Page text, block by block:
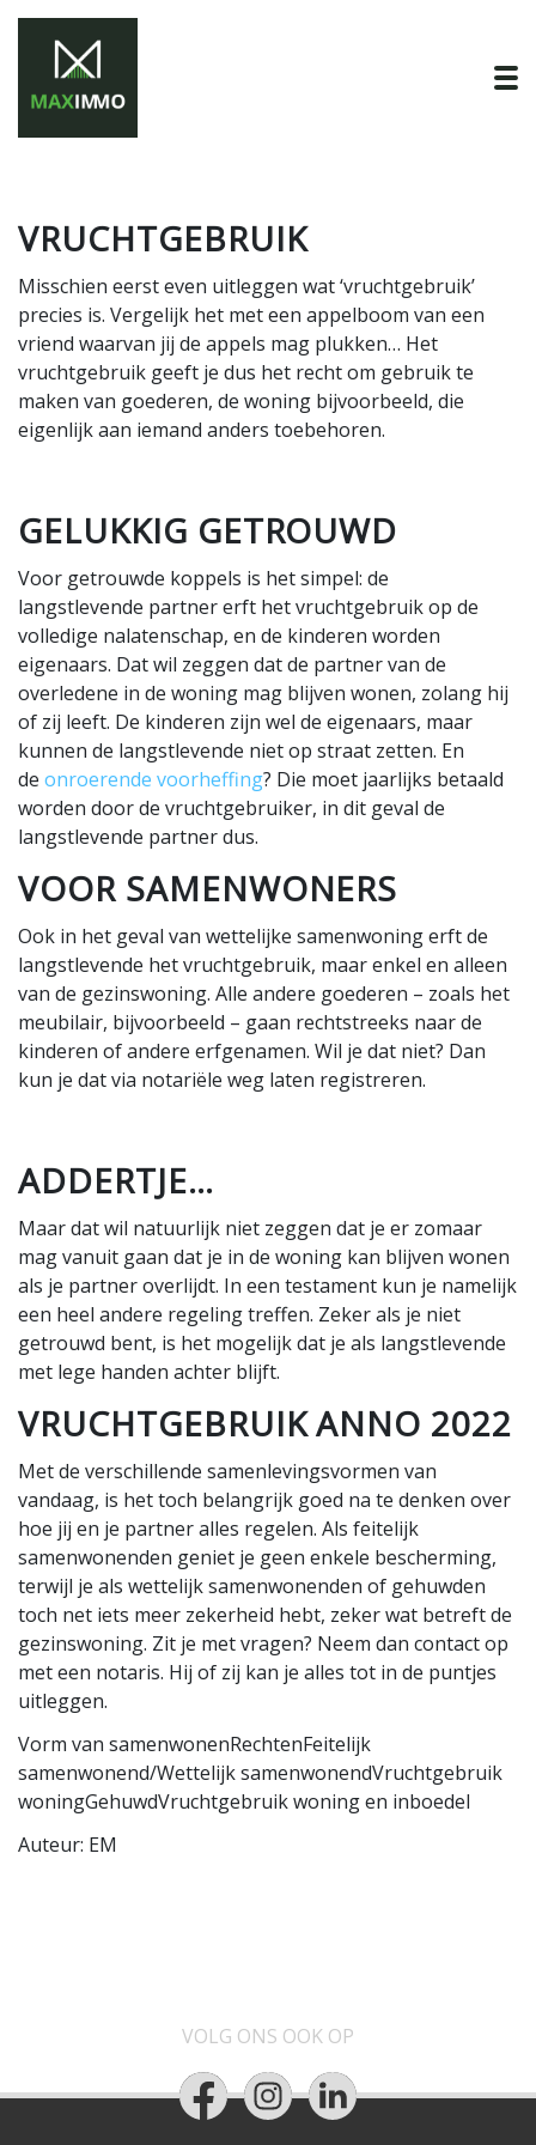
VRUCHTGEBRUIK
Misschien eerst even uitleggen wat ‘vruchtgebruik’
precies is. Vergelijk het met een appelboom van een
vriend waarvan jij de appels mag plukken… Het
vruchtgebruik geeft je dus het recht om gebruik te
maken van goederen, de woning bijvoorbeeld, die
eigenlijk aan iemand anders toebehoren.
GELUKKIG GETROUWD
Voor getrouwde koppels is het simpel: de
langstlevende partner erft het vruchtgebruik op de
volledige nalatenschap, en de kinderen worden
eigenaars. Dat wil zeggen dat de partner van de
overledene in de woning mag blijven wonen, zolang hij
of zij leeft. De kinderen zijn wel de eigenaars, maar
kunnen de langstlevende niet op straat zetten. En
de onroerende voorheffing? Die moet jaarlijks betaald
worden door de vruchtgebruiker, in dit geval de
langstlevende partner dus.
VOOR SAMENWONERS
Ook in het geval van wettelijke samenwoning erft de
langstlevende het vruchtgebruik, maar enkel en alleen
van de gezinswoning. Alle andere goederen – zoals het
meubilair, bijvoorbeeld – gaan rechtstreeks naar de
kinderen of andere erfgenamen. Wil je dat niet? Dan
kun je dat via notariële weg laten registreren.
ADDERTJE…
Maar dat wil natuurlijk niet zeggen dat je er zomaar
mag vanuit gaan dat je in de woning kan blijven wonen
als je partner overlijdt. In een testament kun je namelijk
een heel andere regeling treffen. Zeker als je niet
getrouwd bent, is het mogelijk dat je als langstlevende
met lege handen achter blijft.
VRUCHTGEBRUIK ANNO 2022
Met de verschillende samenlevingsvormen van
vandaag, is het toch belangrijk goed na te denken over
hoe jij en je partner alles regelen. Als feitelijk
samenwonenden geniet je geen enkele bescherming,
terwijl je als wettelijk samenwonenden of gehuwden
toch net iets meer zekerheid hebt, zeker wat betreft de
gezinswoning. Zit je met vragen? Neem dan contact op
met een notaris. Hij of zij kan je alles tot in de puntjes
uitleggen.
Vorm van samenwonenRechtenFeitelijk
samenwonend/Wettelijk samenwonendVruchtgebruik
woningGehuwdVruchtgebruik woning en inboedel
Auteur: EM
VOLG ONS OOK OP